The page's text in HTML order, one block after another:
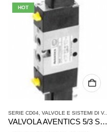
HOT
SERIE CD04 VALVOLE E SISTEMI DI VALVOLE AVENTICS
VALVOLA AVENTICS 5/3 Serie CD04 5777410220